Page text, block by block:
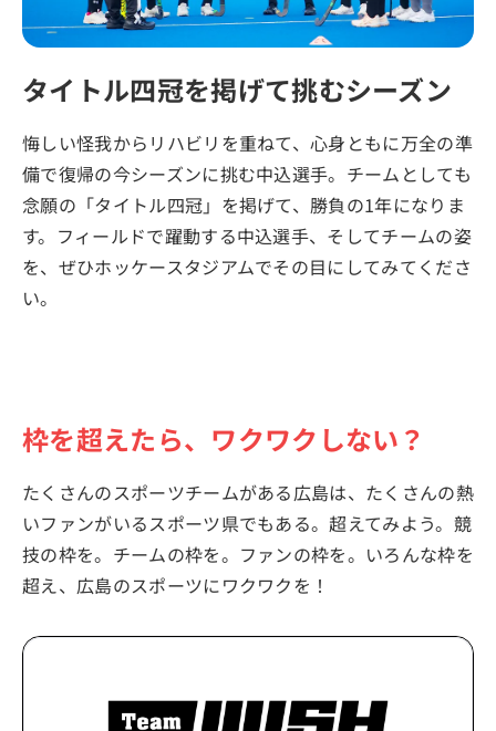
タイトル四冠を掲げて挑むシーズン
悔しい怪我からリハビリを重ねて、心身ともに万全の準
備で復帰の今シーズンに挑む中込選手。チームとしても
念願の「タイトル四冠」を掲げて、勝負の1年になりま
す。フィールドで躍動する中込選手、そしてチームの姿
を、ぜひホッケースタジアムでその目にしてみてくださ
い。
枠を超えたら、ワクワクしない？
たくさんのスポーツチームがある広島は、たくさんの熱
いファンがいるスポーツ県でもある。超えてみよう。競
技の枠を。チームの枠を。ファンの枠を。いろんな枠を
超え、広島のスポーツにワクワクを！